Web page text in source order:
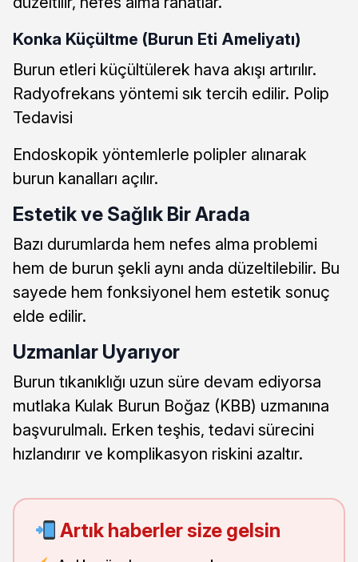
Konka Küçültme (Burun Eti Ameliyatı)
Burun etleri küçültülerek hava akışı artırılır.
Radyofrekans yöntemi sık tercih edilir. Polip
Tedavisi
Endoskopik yöntemlerle polipler alınarak
burun kanalları açılır.
Estetik ve Sağlık Bir Arada
Bazı durumlarda hem nefes alma problemi
hem de burun şekli aynı anda düzeltilebilir. Bu
sayede hem fonksiyonel hem estetik sonuç
elde edilir.
Uzmanlar Uyarıyor
Burun tıkanıklığı uzun süre devam ediyorsa
mutlaka Kulak Burun Boğaz (KBB) uzmanına
başvurulmalı. Erken teşhis, tedavi sürecini
hızlandırır ve komplikasyon riskini azaltır.
Artık haberler size gelsin